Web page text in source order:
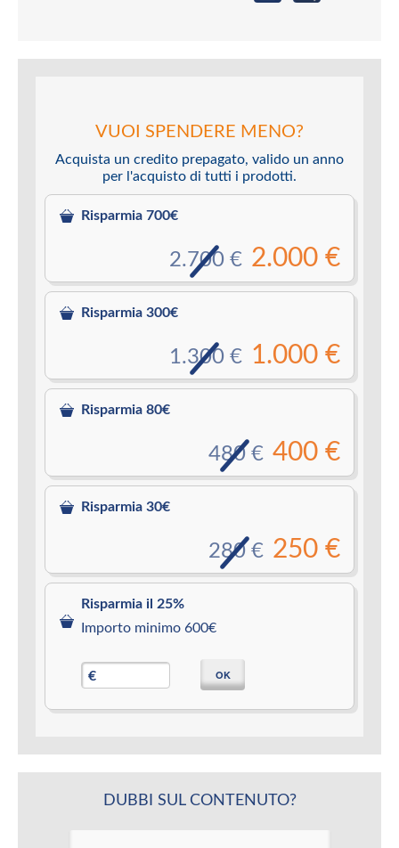
VUOI SPENDERE MENO?
Acquista un credito prepagato, valido un anno
per l'acquisto di tutti i prodotti.
Risparmia 700€
2.000 €
2.700 €
Risparmia 300€
1.000 €
1.300 €
Risparmia 80€
400 €
480 €
Risparmia 30€
250 €
280 €
Risparmia il 25%
Importo minimo 600€
€ OK
DUBBI SUL CONTENUTO?